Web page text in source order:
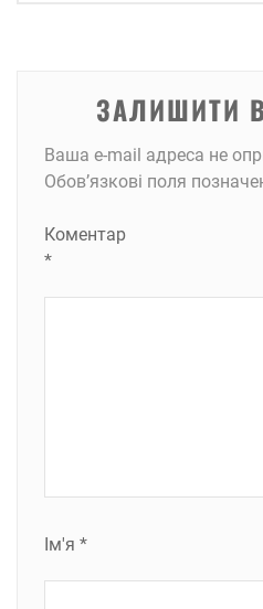
ЗАЛИШИТИ
Ваша e-mail адреса не
Обов’язкові поля
Коментар
*
Ім'я *